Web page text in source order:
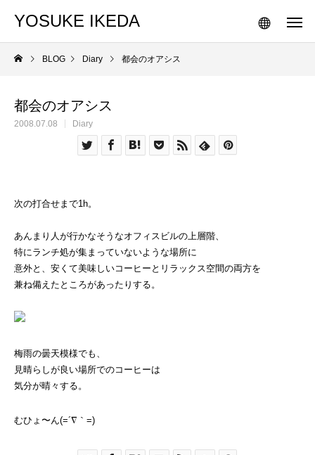
YOSUKE IKEDA
BLOG Diary 都会のオアシス
都会のオアシス
2008.07.08 Diary
次の打合せまで1h。
あんまり人が行かなそうなオフィスビルの上層階、
特にランチ処が集まっていないような場所に
意外と、安くて美味しいコーヒーとリラックス空間の両方を
兼ね備えたところがあったりする。
梅雨の曇天模様でも、
見晴らしが良い場所でのコーヒーは
気分が晴々する。
むひょ〜ん(=´∇｀=)